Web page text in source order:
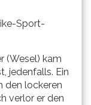
Sport-
(Wesel) kam
jedenfalls. Ein
den lockeren
verlor er den